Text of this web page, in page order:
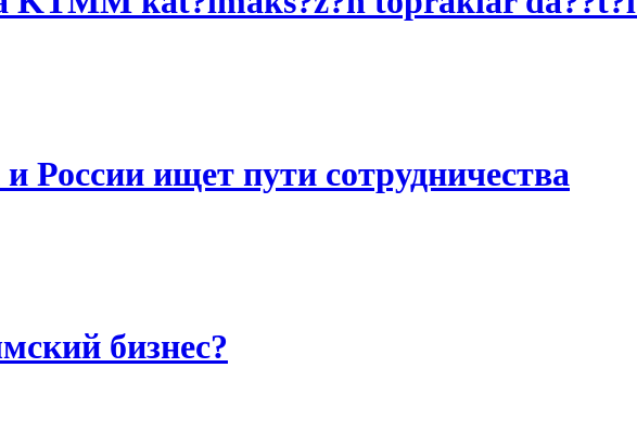
ищет пути сотрудничества
бизнес?